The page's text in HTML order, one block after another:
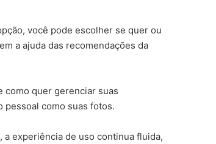
você pode escolher se quer ou
a ajuda das recomendações da
como quer gerenciar suas
pessoal como suas fotos.
a experiência de uso continua fluida,